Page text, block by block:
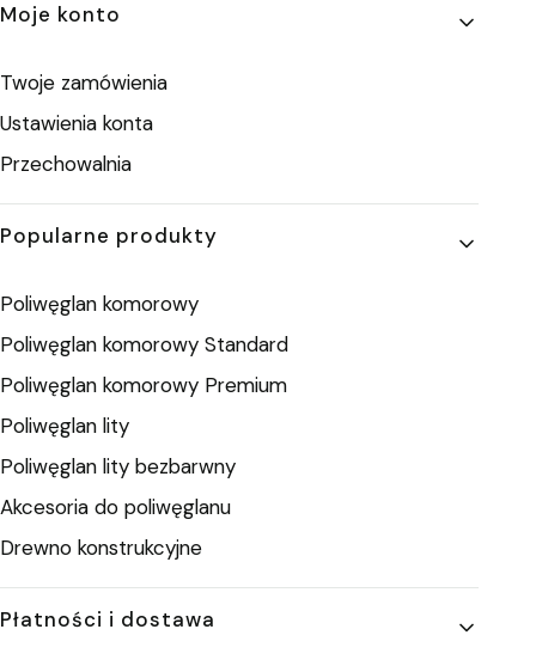
Moje konto
Twoje zamówienia
Ustawienia konta
Przechowalnia
Popularne produkty
Poliwęglan komorowy
Poliwęglan komorowy Standard
Poliwęglan komorowy Premium
Poliwęglan lity
Poliwęglan lity bezbarwny
Akcesoria do poliwęglanu
Drewno konstrukcyjne
Płatności i dostawa